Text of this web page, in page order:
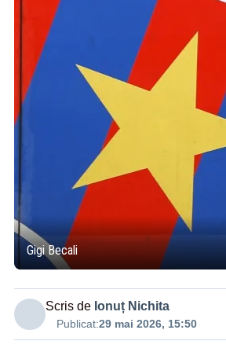
Gigi Becali
Scris de Ionuț Nichita
Publicat:29 mai 2026, 15:50